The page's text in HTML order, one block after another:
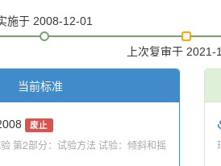
施于 2008-12-01
上次复审于 2021-
当前标准
废止
第2部分：试验方法 试验：倾斜和摇